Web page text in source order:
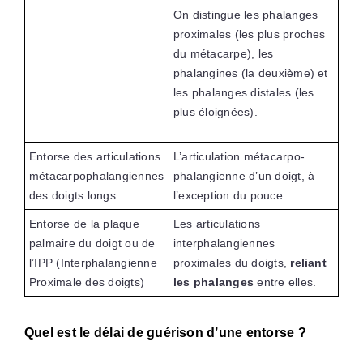
On distingue les phalanges
proximales (les plus proches
du métacarpe), les
phalangines (la deuxième) et
les phalanges distales (les
plus éloignées).
Entorse des articulations
métacarpophalangiennes
des doigts longs
L’articulation métacarpo-
phalangienne d’un doigt, à
l’exception du pouce.
Entorse de la plaque
palmaire du doigt ou de
l’IPP (Interphalangienne
Proximale des doigts)
Les articulations
interphalangiennes
proximales du doigts, reliant
les phalanges entre elles.
Quel est le délai de guérison d’une entorse ?